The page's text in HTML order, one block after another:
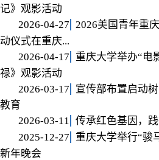
记》观影活动
2026-04-27
2026美国青年重
动仪式在重庆...
2026-04-17
重庆大学举办“电
禄》观影活动
2026-03-17
宣传部布置启动
教育
2026-03-11
传承红色基因，
2025-12-27
重庆大学举行“骏
新年晚会